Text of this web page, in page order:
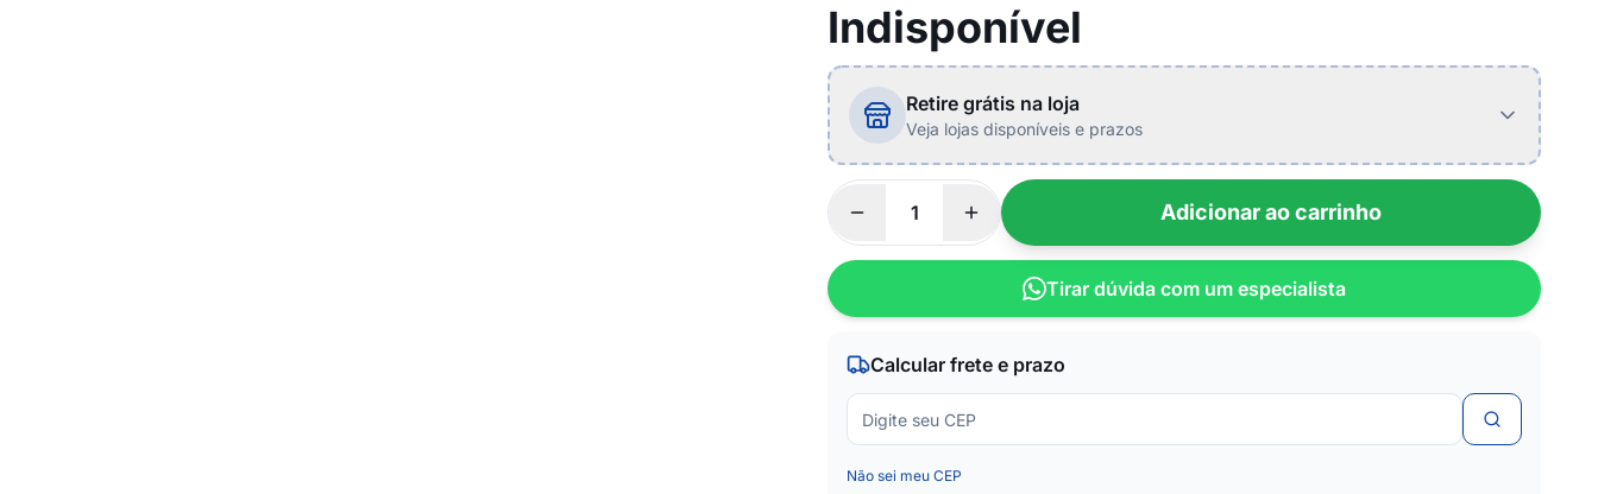
Indisponível
Retire grátis na loja
Veja lojas disponíveis e prazos
Adicionar ao carrinho
Tirar dúvida com um especialista
Calcular frete e prazo
Não sei meu CEP